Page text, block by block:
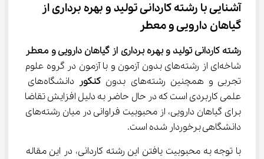
آشنایی با رشته ﻛﺎردانی ﺗﻮلید و ﺑﻬﺮه ﺑﺮداری از
گیاﻫﺎن دارویی و ﻣﻌﻄﺮ
رشته ﻛﺎردانی ﺗﻮلید و ﺑﻬﺮه ﺑﺮداری از گیاﻫﺎن دارویی و ﻣﻌﻄﺮ
شاخه‌ای از رشته‌های بدون آزمون و با آزمون در گروه علوم
تجربی و همچنین رشته‌های بدون
کنکور
دانشگاه‌های
علمی کاربردی است که در حال حاضر به دلیل افزایش تقاضا
برای گیاهان دارویی، از محبوبیت فراوانی در میان رشته‌های
دانشگاهی برخوردار شده است.
با توجه به محبوبیت یافتن این رشته کاردانی، در این مقاله